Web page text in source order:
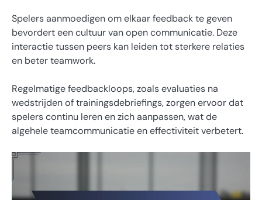
Spelers aanmoedigen om elkaar feedback te geven
bevordert een cultuur van open communicatie. Deze
interactie tussen peers kan leiden tot sterkere relaties
en beter teamwork.
Regelmatige feedbackloops, zoals evaluaties na
wedstrijden of trainingsdebriefings, zorgen ervoor dat
spelers continu leren en zich aanpassen, wat de
algehele teamcommunicatie en effectiviteit verbetert.